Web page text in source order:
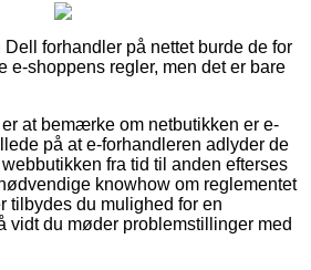
forhandler på nettet burde de for
e-shoppens regler, men det er bare
at bemærke om netbutikken er e-
på at e-forhandleren adlyder de
fra tid til anden efterses
knowhow om reglementet
tilbydes du mulighed for en
vidt du møder problemstillinger med